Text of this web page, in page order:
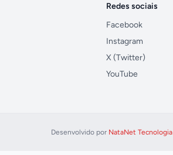
Redes sociais
Facebook
Instagram
X (Twitter)
YouTube
Desenvolvido por NataNet Tecnologia